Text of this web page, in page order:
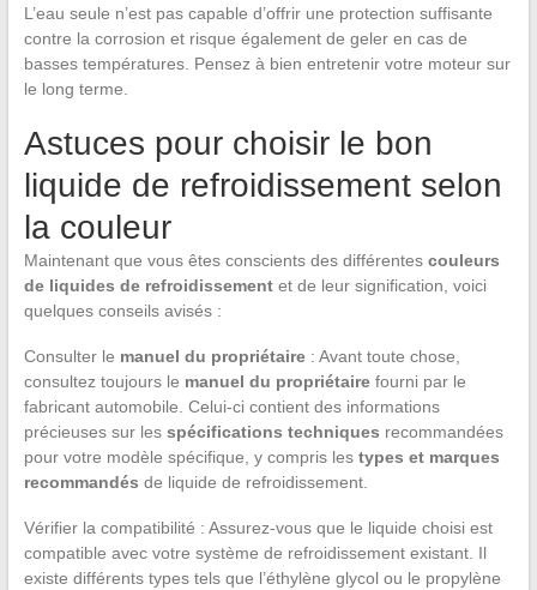
L’eau seule n’est pas capable d’offrir une protection suffisante
contre la corrosion et risque également de geler en cas de
basses températures. Pensez à bien entretenir votre moteur sur
le long terme.
Astuces pour choisir le bon
liquide de refroidissement selon
la couleur
Maintenant que vous êtes conscients des différentes couleurs
de liquides de refroidissementet de leur signification, voici
quelques conseils avisés :
Consulter le manuel du propriétaire: Avant toute chose,
consultez toujours le manuel du propriétairefourni par le
fabricant automobile. Celui-ci contient des informations
précieuses sur les spécifications techniques recommandées
pour votre modèle spécifique, y compris les types et marques
recommandés de liquide de refroidissement.
Vérifier la compatibilité : Assurez-vous que le liquide choisi est
compatible avec votre système de refroidissement existant. Il
existe différents types tels que l’éthylène glycol ou le propylène